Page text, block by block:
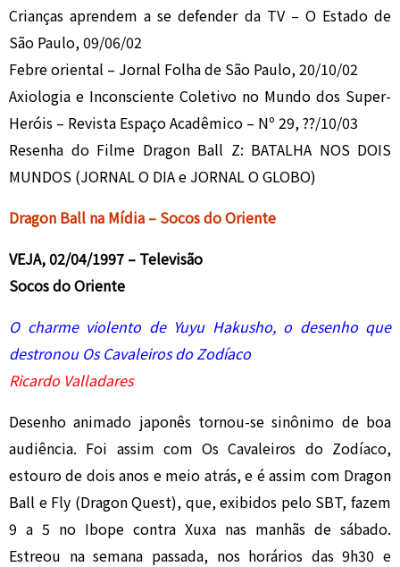
Crianças aprendem a se defender da TV – O Estado de
São Paulo, 09/06/02
Febre oriental – Jornal Folha de São Paulo, 20/10/02
Axiologia e Inconsciente Coletivo no Mundo dos Super-
Heróis – Revista Espaço Acadêmico – Nº 29, ??/10/03
Resenha do Filme Dragon Ball Z: BATALHA NOS DOIS
MUNDOS (JORNAL O DIA e JORNAL O GLOBO)
Dragon Ball na Mídia – Socos do Oriente
VEJA, 02/04/1997 – Televisão
Socos do Oriente
O charme violento de Yuyu Hakusho, o desenho que
destronou Os Cavaleiros do Zodíaco
Ricardo Valladares
Desenho animado japonês tornou-se sinônimo de boa
audiência. Foi assim com Os Cavaleiros do Zodíaco,
estouro de dois anos e meio atrás, e é assim com Dragon
Ball e Fly (Dragon Quest), que, exibidos pelo SBT, fazem
9 a 5 no Ibope contra Xuxa nas manhãs de sábado.
Estreou na semana passada, nos horários das 9h30 e